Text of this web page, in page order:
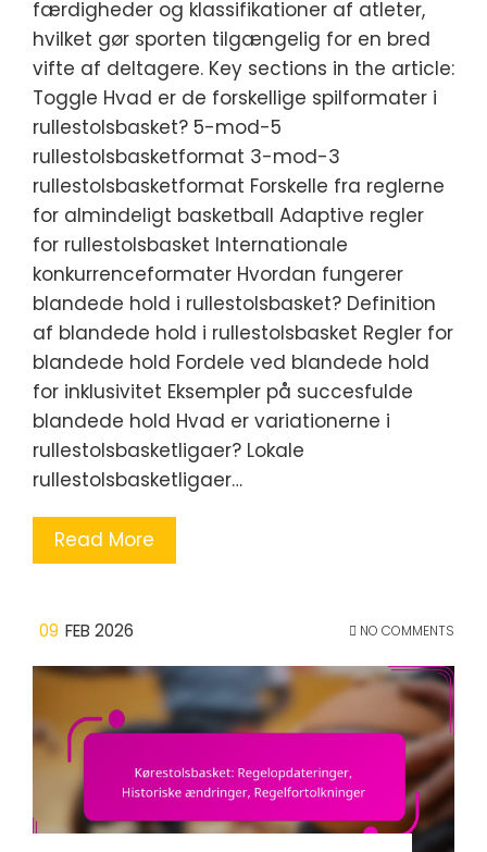
færdigheder og klassifikationer af atleter,
hvilket gør sporten tilgængelig for en bred
vifte af deltagere. Key sections in the article:
Toggle Hvad er de forskellige spilformater i
rullestolsbasket? 5-mod-5
rullestolsbasketformat 3-mod-3
rullestolsbasketformat Forskelle fra reglerne
for almindeligt basketball Adaptive regler
for rullestolsbasket Internationale
konkurrenceformater Hvordan fungerer
blandede hold i rullestolsbasket? Definition
af blandede hold i rullestolsbasket Regler for
blandede hold Fordele ved blandede hold
for inklusivitet Eksempler på succesfulde
blandede hold Hvad er variationerne i
rullestolsbasketligaer? Lokale
rullestolsbasketligaer…
Read More
09 FEB 2026 NO COMMENTS